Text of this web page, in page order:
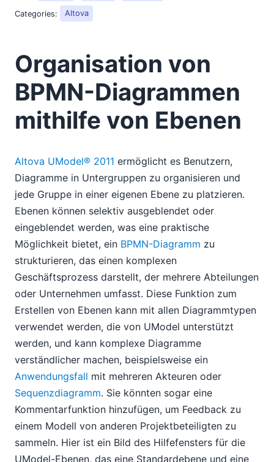
Categories: Altova
Organisation von
BPMN-Diagrammen
mithilfe von Ebenen
Altova UModel® 2011 ermöglicht es Benutzern,
Diagramme in Untergruppen zu organisieren und
jede Gruppe in einer eigenen Ebene zu platzieren.
Ebenen können selektiv ausgeblendet oder
eingeblendet werden, was eine praktische
Möglichkeit bietet, ein BPMN-Diagramm zu
strukturieren, das einen komplexen
Geschäftsprozess darstellt, der mehrere Abteilungen
oder Unternehmen umfasst. Diese Funktion zum
Erstellen von Ebenen kann mit allen Diagrammtypen
verwendet werden, die von UModel unterstützt
werden, und kann komplexe Diagramme
verständlicher machen, beispielsweise ein
Anwendungsfall mit mehreren Akteuren oder
Sequenzdiagramm. Sie könnten sogar eine
Kommentarfunktion hinzufügen, um Feedback zu
einem Modell von anderen Projektbeteiligten zu
sammeln. Hier ist ein Bild des Hilfefensters für die
UModel-Ebenen, das eine Standardebene und eine